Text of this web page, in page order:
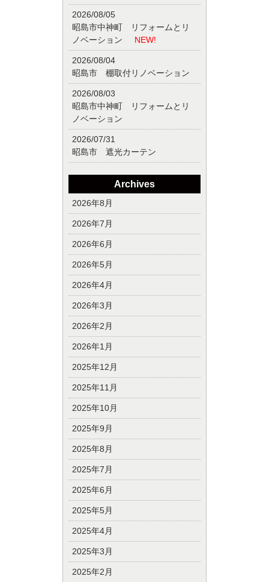
2026/08/05
昭島市中神町 リフォームとリ
ノベーション
NEW!
2026/08/04
昭島市 棚取付リノベーション
2026/08/03
昭島市中神町 リフォームとリ
ノベーション
2026/07/31
昭島市 遮光カーテン
Archives
2026年8月
2026年7月
2026年6月
2026年5月
2026年4月
2026年3月
2026年2月
2026年1月
2025年12月
2025年11月
2025年10月
2025年9月
2025年8月
2025年7月
2025年6月
2025年5月
2025年4月
2025年3月
2025年2月